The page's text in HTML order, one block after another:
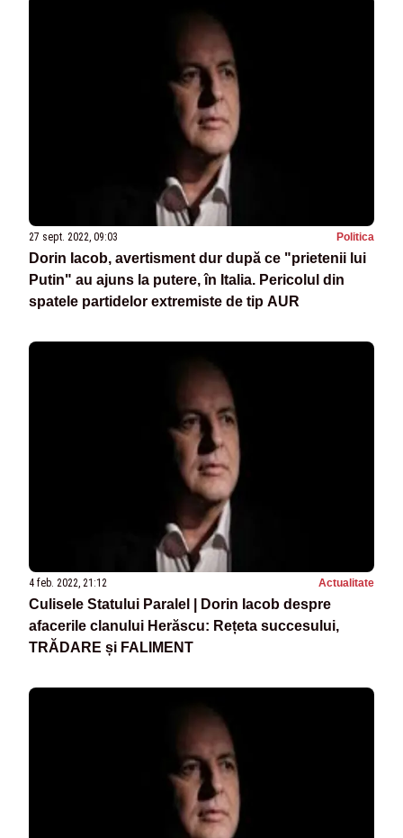
27 sept. 2022, 09:03 Politica
Dorin Iacob, avertisment dur după ce "prietenii lui
Putin" au ajuns la putere, în Italia. Pericolul din
spatele partidelor extremiste de tip AUR
4 feb. 2022, 21:12 Actualitate
Culisele Statului Paralel | Dorin Iacob despre
afacerile clanului Herăscu: Rețeta succesului,
TRĂDARE și FALIMENT